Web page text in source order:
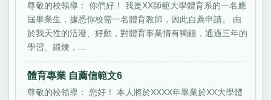
尊敬的校領導： 你們好！ 我是XX師範大學體育系的一名應
屆畢業生，據悉你校需一名體育教師，因此自薦申請。 由
於我天性的活潑、好動，對體育事業情有獨鍾，通過三年的
學習、鍛煉，...
體育專業 自薦信範文6
尊敬的校領導： 您好！ 本人將於XXXX年畢業於XX大學體